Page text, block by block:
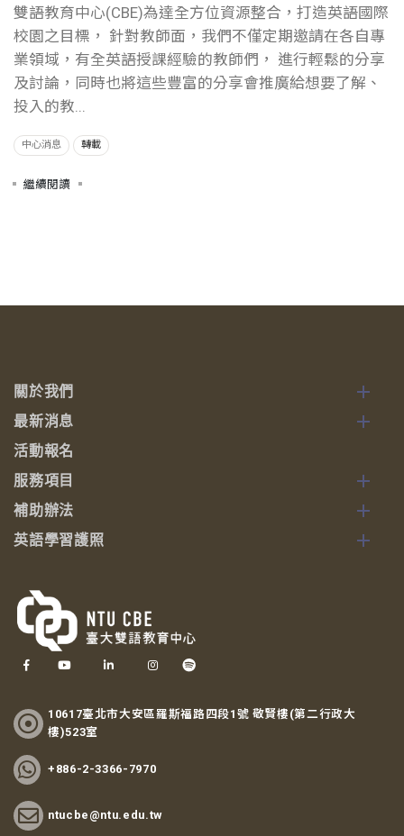
雙語教育中心(CBE)為達全方位資源整合，打造英語國際
校園之目標， 針對教師面，我們不僅定期邀請在各自專
業領域，有全英語授課經驗的教師們， 進行輕鬆的分享
及討論，同時也將這些豐富的分享會推廣給想要了解、
投入的教...
中心消息 轉載
繼續閱讀
10617臺北市大安區羅斯福路四段1號 敬賢樓(第二行政大
樓)523室
+886-2-3366-7970
ntucbe@ntu.edu.tw
關於我們
最新消息
活動報名
服務項目
補助辦法
英語學習護照